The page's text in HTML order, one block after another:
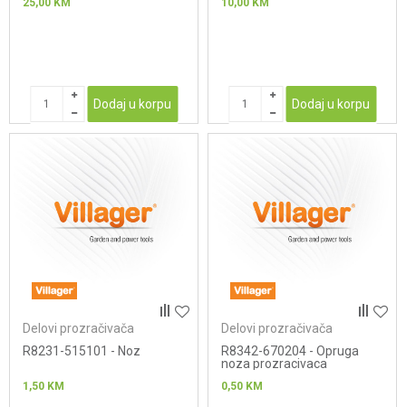
25,00 KM
Dodaj u korpu
10,00 KM
Dodaj u korpu
Delovi prozračivača
R8231-515101 - Noz
1,50 KM
Delovi prozračivača
R8342-670204 - Opruga
noza prozracivaca
0,50 KM